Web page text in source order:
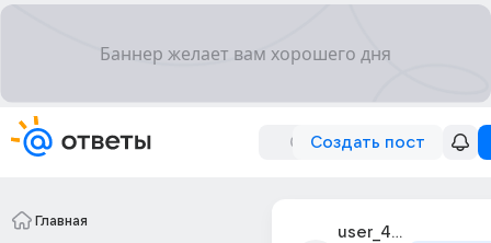
Создать пост
Главная
user_49374080